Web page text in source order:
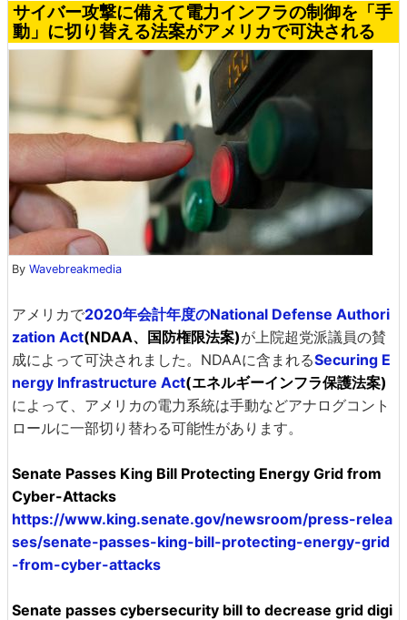
サイバー攻撃に備えて電力インフラの制御を「手
動」に切り替える法案がアメリカで可決される
By Wavebreakmedia
アメリカで2020年会計年度のNational Defense Authori
zation Act(NDAA、国防権限法案)が上院超党派議員の賛
成によって可決されました。NDAAに含まれるSecuring E
nergy Infrastructure Act(エネルギーインフラ保護法案)
によって、アメリカの電力系統は手動などアナログコント
ロールに一部切り替わる可能性があります。
Senate Passes King Bill Protecting Energy Grid from
Cyber-Attacks
https://www.king.senate.gov/newsroom/press-relea
ses/senate-passes-king-bill-protecting-energy-grid
-from-cyber-attacks
Senate passes cybersecurity bill to decrease grid digi